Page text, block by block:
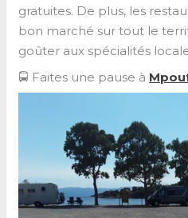
gratuites. De plus, les
bon marché sur tout le
goûter aux spécialités
🚍 Faites une pause à